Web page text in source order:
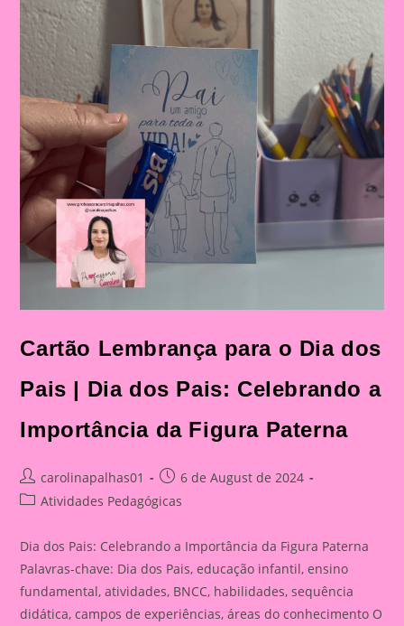
Cartão Lembrança para o Dia dos
Pais | Dia dos Pais: Celebrando a
Importância da Figura Paterna
Post
author:
carolinapalhas01
Post
published:
6 de August de 2024
PostAtividades Pedagógicas
Dia dos Pais: Celebrando a Importância da Figura Paterna
Palavras-chave: Dia dos Pais, educação infantil, ensino
fundamental, atividades, BNCC, habilidades, sequência
didática, campos de experiências, áreas do conhecimento O